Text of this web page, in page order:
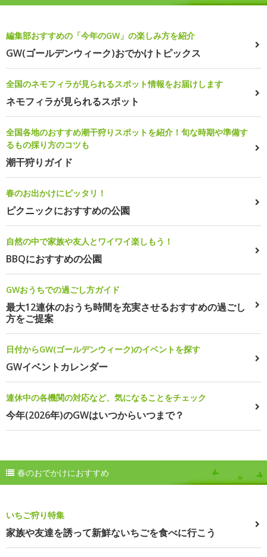
編集部おすすめの「今年のGW」の楽しみ方を紹介
GW(ゴールデンウィーク)おでかけトピックス
全国のネモフィラが見られるスポット情報をお届けします
ネモフィラが見られるスポット
全国各地のおすすめ潮干狩りスポットを紹介！旬な時期や準備す
るもの採り方のコツも
潮干狩りガイド
春のお出かけにピッタリ！
ピクニックにおすすめの公園
自然の中で家族や友人とワイワイ楽しもう！
BBQにおすすめの公園
GWおうちでの過ごし方ガイド
最大12連休のおうち時間を充実させるおすすめの過ごし
方をご提案
日付からGW(ゴールデンウィーク)のイベントを探す
GWイベントカレンダー
連休中の各機関の対応など、気になることをチェック
今年(2026年)のGWはいつからいつまで？
春のおでかけにおすすめ
いちご狩り特集
家族や友達を誘って新鮮ないちごを食べに行こう